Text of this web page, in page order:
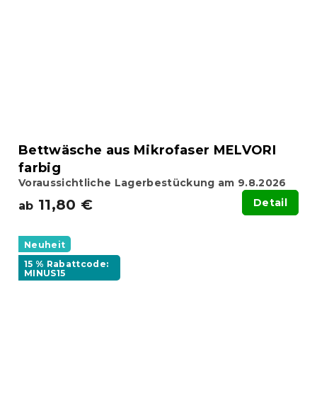
Bettwäsche aus Mikrofaser MELVORI
farbig
Voraussichtliche Lagerbestückung am 9.8.2026
ab 11,80 € Detail
Neuheit
15 % Rabattcode:
MINUS15